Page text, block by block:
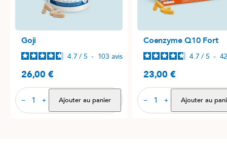
Goji
4.7 / 5 - 103 avis
Prix
26,00 €
− + Ajouter au panier
Coenzyme Q10 Fort
4.7 / 5 -
Prix
23,00 €
− + Ajouter au